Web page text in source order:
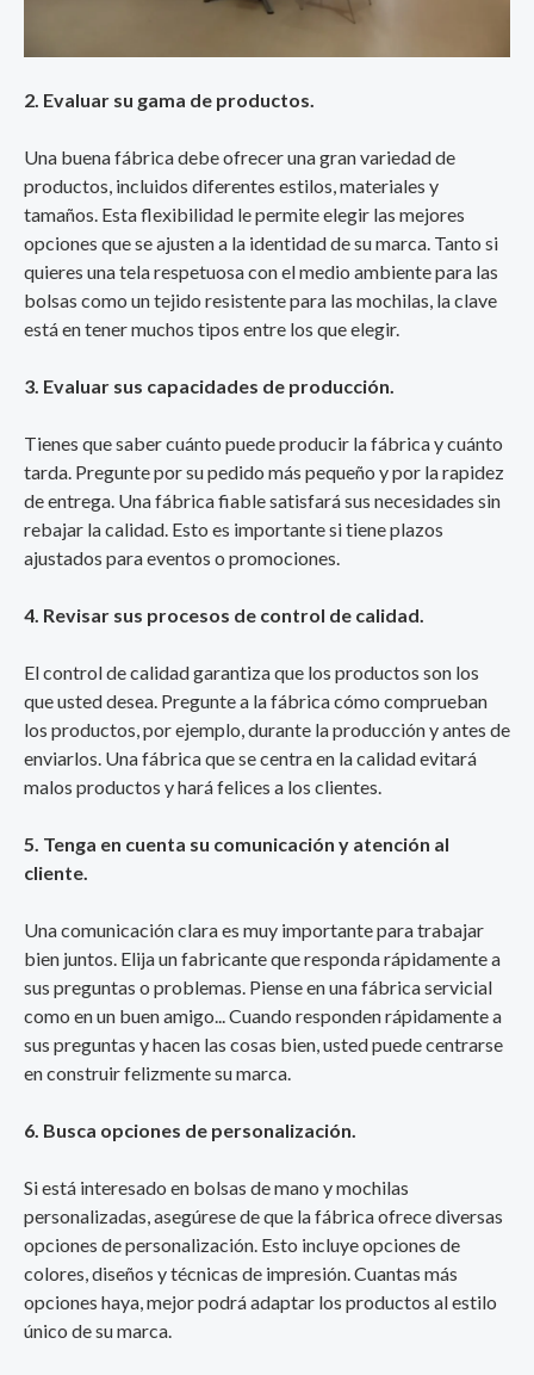
2. Evaluar su gama de productos.
Una buena fábrica debe ofrecer una gran variedad de
productos, incluidos diferentes estilos, materiales y
tamaños. Esta flexibilidad le permite elegir las mejores
opciones que se ajusten a la identidad de su marca. Tanto si
quieres una tela respetuosa con el medio ambiente para las
bolsas como un tejido resistente para las mochilas, la clave
está en tener muchos tipos entre los que elegir.
3. Evaluar sus capacidades de producción.
Tienes que saber cuánto puede producir la fábrica y cuánto
tarda. Pregunte por su pedido más pequeño y por la rapidez
de entrega. Una fábrica fiable satisfará sus necesidades sin
rebajar la calidad. Esto es importante si tiene plazos
ajustados para eventos o promociones.
4. Revisar sus procesos de control de calidad.
El control de calidad garantiza que los productos son los
que usted desea. Pregunte a la fábrica cómo comprueban
los productos, por ejemplo, durante la producción y antes de
enviarlos. Una fábrica que se centra en la calidad evitará
malos productos y hará felices a los clientes.
5. Tenga en cuenta su comunicación y atención al
cliente.
Una comunicación clara es muy importante para trabajar
bien juntos. Elija un fabricante que responda rápidamente a
sus preguntas o problemas. Piense en una fábrica servicial
como en un buen amigo... Cuando responden rápidamente a
sus preguntas y hacen las cosas bien, usted puede centrarse
en construir felizmente su marca.
6. Busca opciones de personalización.
Si está interesado en bolsas de mano y mochilas
personalizadas, asegúrese de que la fábrica ofrece diversas
opciones de personalización. Esto incluye opciones de
colores, diseños y técnicas de impresión. Cuantas más
opciones haya, mejor podrá adaptar los productos al estilo
único de su marca.